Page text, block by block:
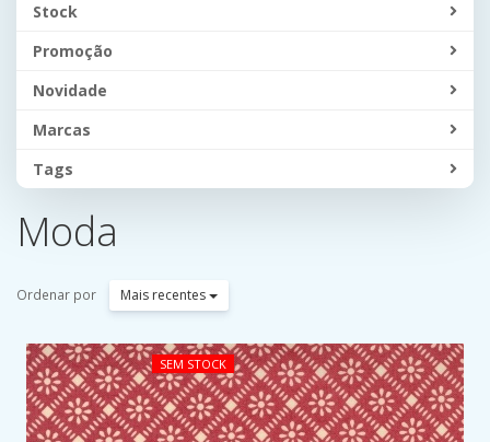
Stock
Promoção
Novidade
Marcas
Tags
Moda
Ordenar por Mais recentes
SEM STOCK